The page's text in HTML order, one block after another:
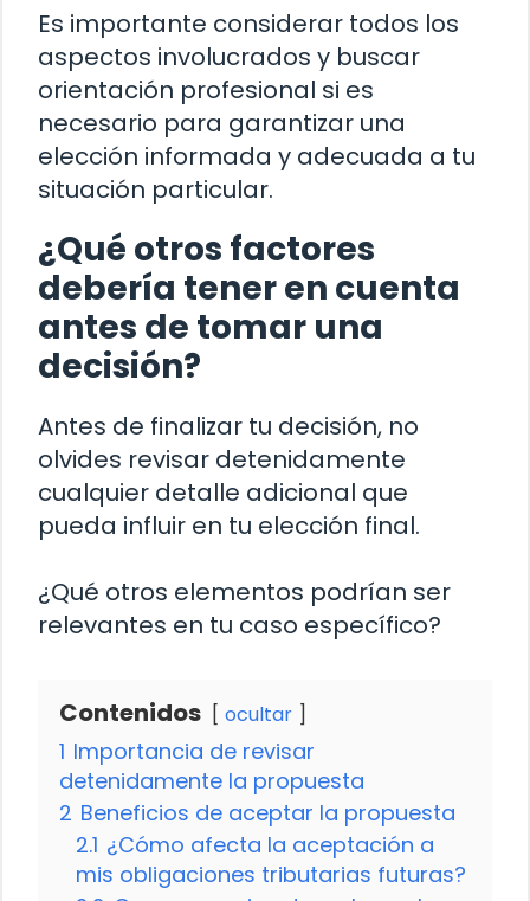
Es importante considerar todos los
aspectos involucrados y buscar
orientación profesional si es
necesario para garantizar una
elección informada y adecuada a tu
situación particular.
¿Qué otros factores
debería tener en cuenta
antes de tomar una
decisión?
Antes de finalizar tu decisión, no
olvides revisar detenidamente
cualquier detalle adicional que
pueda influir en tu elección final.
¿Qué otros elementos podrían ser
relevantes en tu caso específico?
Contenidos ocultar
1 Importancia de revisar
detenidamente la propuesta
2 Beneficios de aceptar la propuesta
2.1 ¿Cómo afecta la aceptación a
mis obligaciones tributarias futuras?